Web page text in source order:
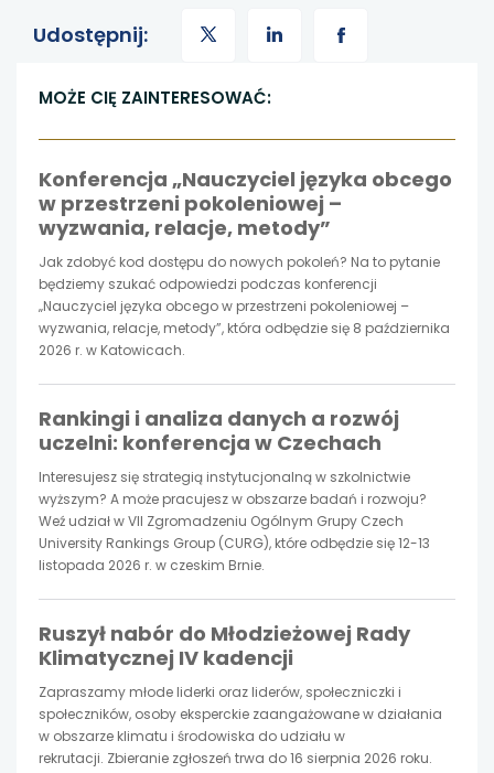
Udostępnij: uwaga,
się
w
nowej
karcie
uwaga,
się
w
nowej
karcie
uwaga,
się
nowej
karcie
MOŻE CIĘ ZAINTERESOWAĆ:
Konferencja „Nauczyciel języka obcego
w przestrzeni pokoleniowej –
wyzwania, relacje, metody”
Jak zdobyć kod dostępu do nowych pokoleń? Na to pytanie
będziemy szukać odpowiedzi podczas konferencji
„Nauczyciel języka obcego w przestrzeni pokoleniowej –
wyzwania, relacje, metody”, która odbędzie się 8 października
2026 r. w Katowicach.
Rankingi i analiza danych a rozwój
uczelni: konferencja w Czechach
Interesujesz się strategią instytucjonalną w szkolnictwie
wyższym? A może pracujesz w obszarze badań i rozwoju?
Weź udział w VII Zgromadzeniu Ogólnym Grupy Czech
University Rankings Group (CURG), które odbędzie się 12-13
listopada 2026 r. w czeskim Brnie.
Ruszył nabór do Młodzieżowej Rady
Klimatycznej IV kadencji
Zapraszamy młode liderki oraz liderów, społeczniczki i
społeczników, osoby eksperckie zaangażowane w działania
w obszarze klimatu i środowiska do udziału w
rekrutacji. Zbieranie zgłoszeń trwa do 16 sierpnia 2026 roku.